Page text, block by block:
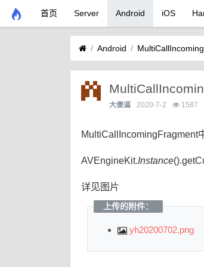
首页 Server Android iOS
Android
大傻逼 2020-7-2 1587
MultiCallIncomingFragment
AVEngineKit.Instance
详见图片
上传的附件：
yh20200702.png